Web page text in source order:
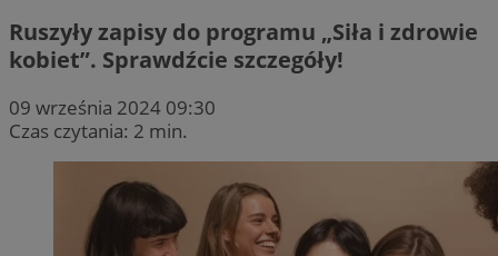
Ruszyły zapisy do programu „Siła i zdrowie
kobiet”. Sprawdźcie szczegóły!
09 września 2024 09:30
Czas czytania: 2 min.